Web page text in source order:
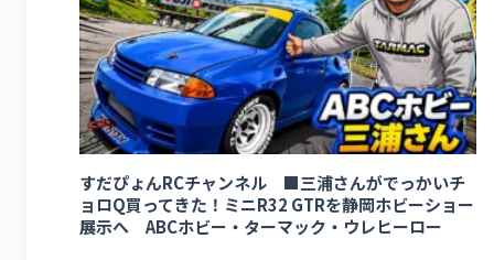
すだぴょんRCチャンネル ■三浦さんがでっかいチ
ョロQ買ってきた！ミニR32 GTRを静岡ホビーショー
展示へ ABCホビー・ターマック・ウレヒーロー